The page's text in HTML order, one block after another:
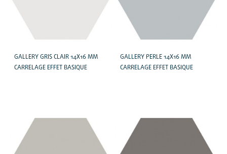
GALLERY GRIS CLAIR 14X16 MM
CARRELAGE EFFET BASIQUE
GALLERY PERLE 14X16 MM
CARRELAGE EFFET BASIQUE